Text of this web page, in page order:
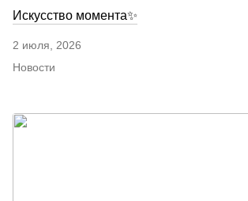
Искусство момента✨
2 июля, 2026
Новости